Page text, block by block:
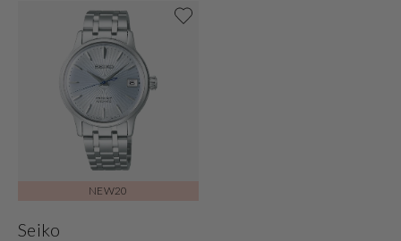
NEW20
Seiko